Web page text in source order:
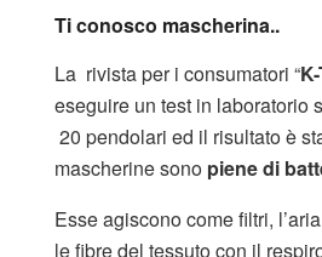
Ti conosco mascherina..
La rivista per i consumatori “
eseguire un test in laboratorio
20 pendolari ed il risultato è
mascherine sono piene di
Esse agiscono come filtri,
le fibre del tessuto con il